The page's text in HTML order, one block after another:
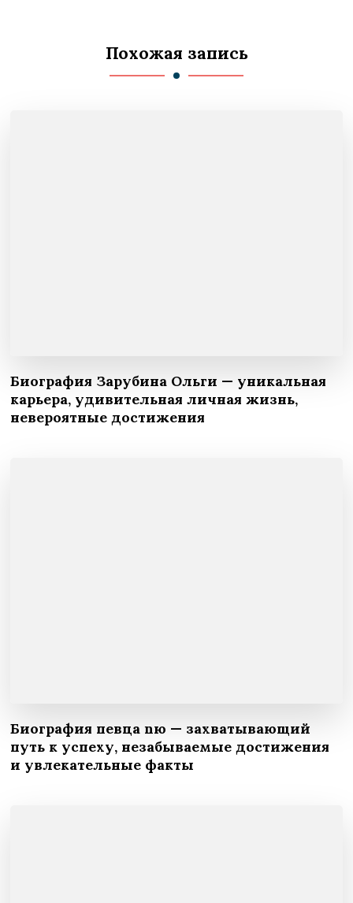
Похожая запись
Биография Зарубина Ольги — уникальная
карьера, удивительная личная жизнь,
невероятные достижения
Биография певца nю — захватывающий
путь к успеху, незабываемые достижения
и увлекательные факты